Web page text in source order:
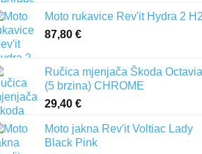
Moto rukavice Rev'it Hydra 2
87,80 €
Ručica mjenjača Škoda Octavia
(5 brzina) CHROME
29,40 €
Moto jakna Rev'it Voltiac Lady
Black Pink